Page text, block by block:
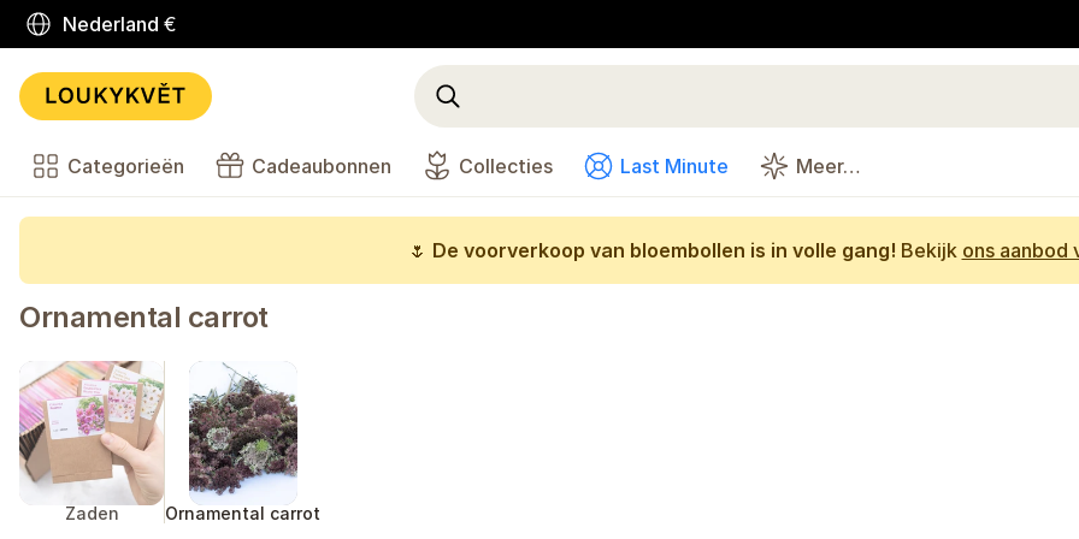
Nederland €
Categorieën Cadeaubonnen Collecties Last Minute Meer…
🌷 De voorverkoop van bloembollen is in volle gang! Bekijk ons aanbod
Ornamental carrot
Zaden Ornamental carrot